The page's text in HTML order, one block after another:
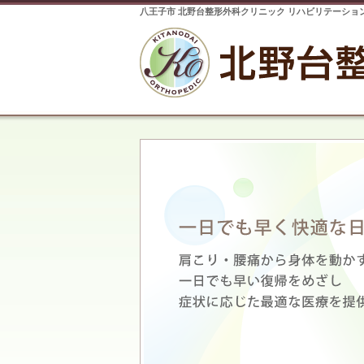
八王子市 北野台整形外科クリニック リハビリテーショ